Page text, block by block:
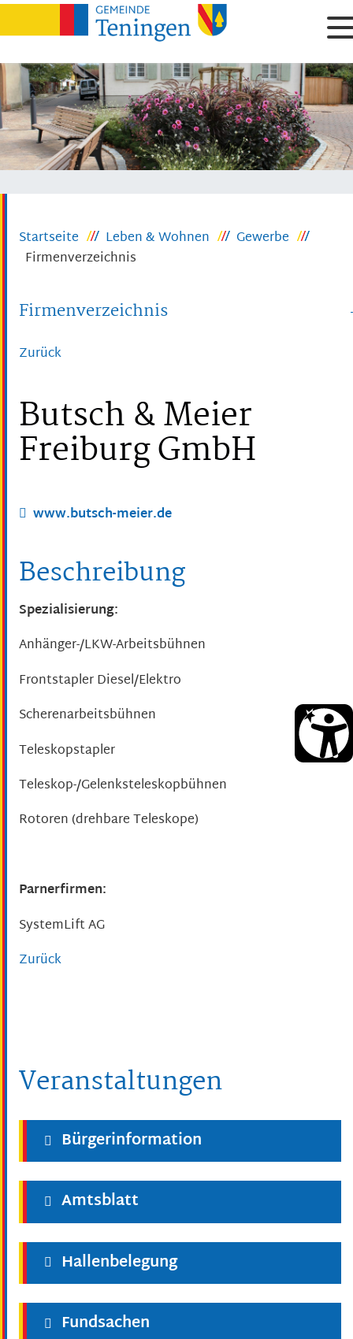
Startseite Leben & Wohnen
Gewerbe
Firmenverzeichnis
Firmenverzeichnis
Zurück
Butsch & Meier
Freiburg GmbH
www.butsch-meier.de
Beschreibung
Spezialisierung:
Anhänger-/LKW-Arbeitsbühnen
Frontstapler Diesel/Elektro
Scherenarbeitsbühnen
Teleskopstapler
Teleskop-/Gelenksteleskopbühnen
Rotoren (drehbare Teleskope)
Parnerfirmen:
SystemLift AG
Zurück
Veranstaltungen
Bürgerinformation
Amtsblatt
Hallenbelegung
Fundsachen